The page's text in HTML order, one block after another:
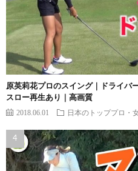
原英莉花プロのスイング｜ドライバ
スロー再生あり｜高画質
2018.06.01 日本のトッププロ・